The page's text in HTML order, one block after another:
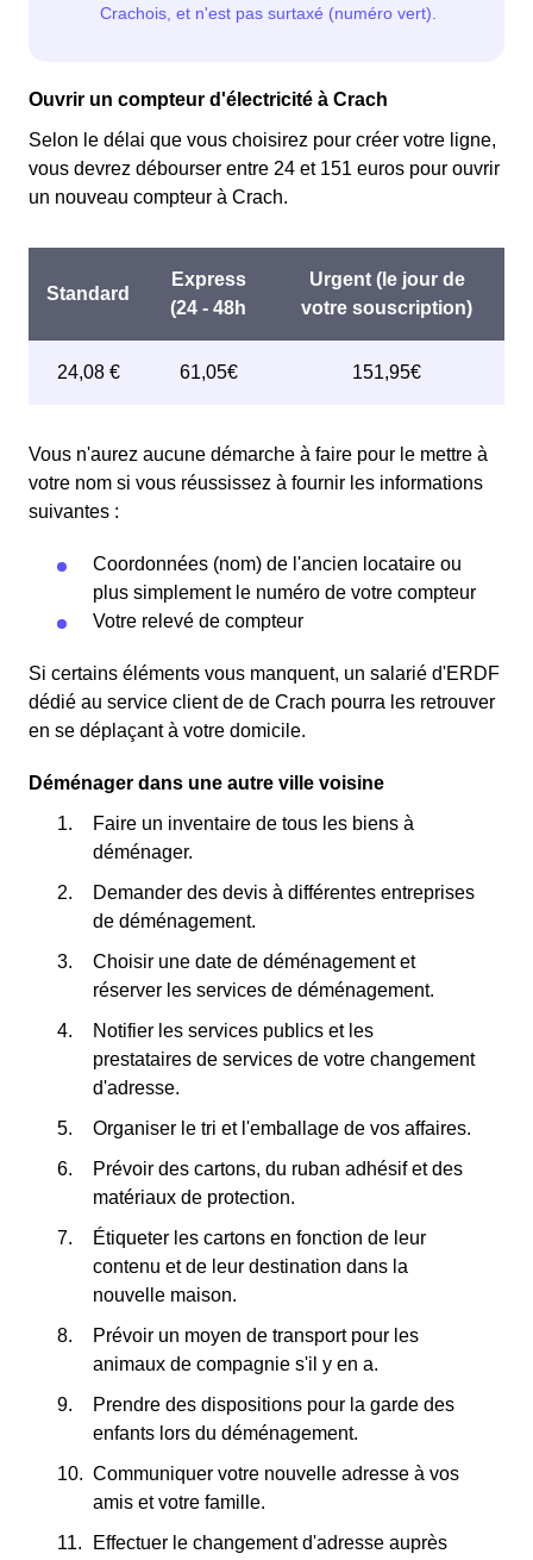
Ouvrir un compteur d'électricité à Crach
Selon le délai que vous choisirez pour créer votre ligne,
vous devrez débourser entre 24 et 151 euros pour ouvrir
un nouveau compteur à Crach.
Vous n'aurez aucune démarche à faire pour le mettre à
votre nom si vous réussissez à fournir les informations
suivantes :
Coordonnées (nom) de l'ancien locataire ou
plus simplement le numéro de votre compteur
Votre relevé de compteur
Si certains éléments vous manquent, un salarié d'ERDF
dédié au service client de de Crach pourra les retrouver
en se déplaçant à votre domicile.
Déménager dans une autre ville voisine
Faire un inventaire de tous les biens à
déménager.
Demander des devis à différentes entreprises
de déménagement.
Choisir une date de déménagement et
réserver les services de déménagement.
Notifier les services publics et les
prestataires de services de votre changement
d'adresse.
Organiser le tri et l'emballage de vos affaires.
Prévoir des cartons, du ruban adhésif et des
matériaux de protection.
Étiqueter les cartons en fonction de leur
contenu et de leur destination dans la
nouvelle maison.
Prévoir un moyen de transport pour les
animaux de compagnie s'il y en a.
Prendre des dispositions pour la garde des
enfants lors du déménagement.
Communiquer votre nouvelle adresse à vos
amis et votre famille.
Effectuer le changement d'adresse auprès